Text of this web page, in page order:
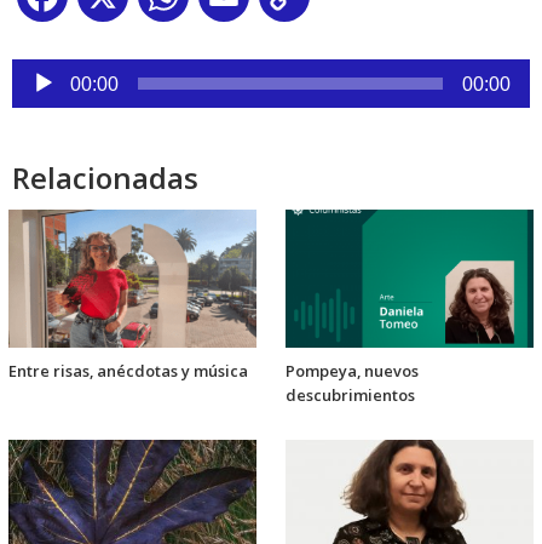
Reproductor
audio
00:00 00:00
Relacionadas
Entre risas, anécdotas y música
Pompeya, nuevos
descubrimientos